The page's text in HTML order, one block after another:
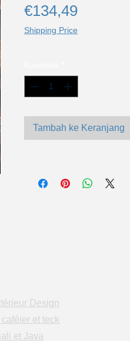
€134,49Harga
Shipping Price
Tambah ke Keranjang
Design
et teck
et Java